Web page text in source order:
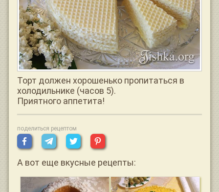
Торт должен хорошенько пропитаться в
холодильнике (часов 5).
Приятного аппетита!
поделиться рецептом
А вот еще вкусные рецепты: